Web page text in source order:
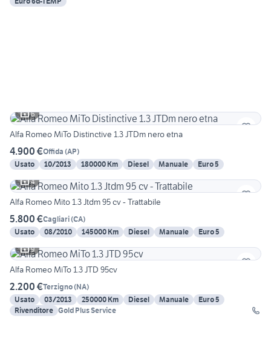
6
Alfa Romeo MiTo Distinctive 1.3 JTDm nero etna
4.900 €Offida (AP)
Usato
10/2013 180000 Km Diesel Manuale
Euro 5
4
Alfa Romeo Mito 1.3 Jtdm 95 cv - Trattabile
5.800 €Cagliari(CA)
Usato
08/2010 145000 Km Diesel Manuale
Euro 5
9
Alfa Romeo MiTo 1.3 JTD 95cv
2.200 €Terzigno(NA)
Usato
03/2013 250000 Km Diesel Manuale
Euro 5
Rivenditore Gold Plus Service